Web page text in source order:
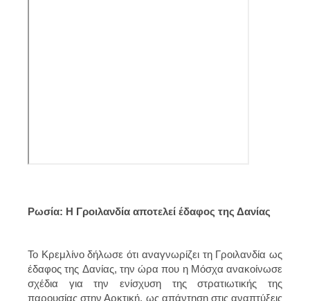
Ρωσία: Η Γροιλανδία αποτελεί έδαφος της Δανίας
Το Κρεμλίνο δήλωσε ότι αναγνωρίζει τη Γροιλανδία ως
έδαφος της Δανίας, την ώρα που η Μόσχα ανακοίνωσε
σχέδια για την ενίσχυση της στρατιωτικής της
παρουσίας στην Αρκτική, ως απάντηση στις αναπτύξεις